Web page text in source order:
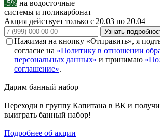
-5% на водосточные
системы и поликарбонат
Акция действует только с 20.03 по 20.04
Узнать
Нажимая на кнопку «Отправить», я
согласие на «Политику в отношении
персональных данных» и принимаю
соглашение».
Дарим банный набор
Переходи в группу Капитана в ВК и
выиграть банный набор!
Подробнее об акции